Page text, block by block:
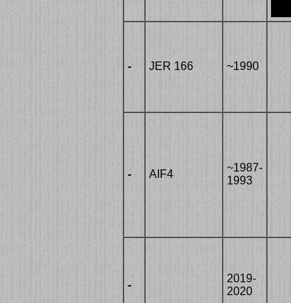
- JER 166 ~1990
- AIF4
~1987-
1993
-
2019-
2020